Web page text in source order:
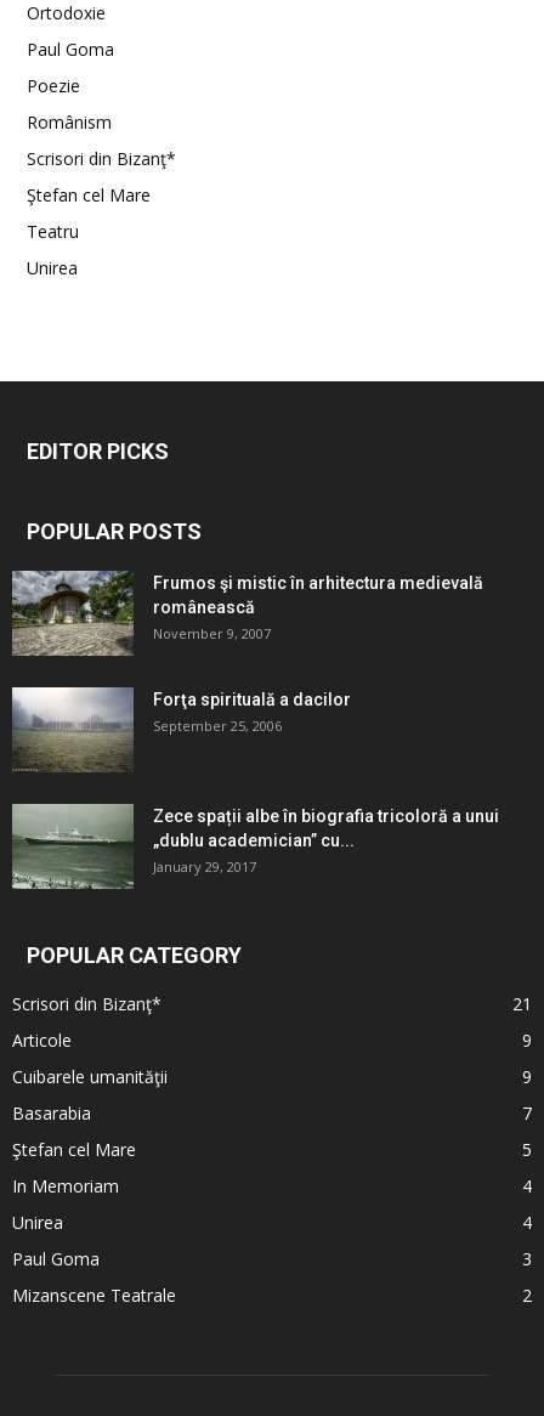
Ortodoxie
Paul Goma
Poezie
Românism
Scrisori din Bizanţ*
Ştefan cel Mare
Teatru
Unirea
EDITOR PICKS
POPULAR POSTS
Frumos şi mistic în arhitectura medievală
românească
November 9, 2007
Forţa spirituală a dacilor
September 25, 2006
Zece spații albe în biografia tricoloră a unui
„dublu academician” cu...
January 29, 2017
POPULAR CATEGORY
Scrisori din Bizanţ*
21
Articole
9
Cuibarele umanităţii
9
Basarabia
7
Ştefan cel Mare
5
In Memoriam
4
Unirea
4
Paul Goma
3
Mizanscene Teatrale
2